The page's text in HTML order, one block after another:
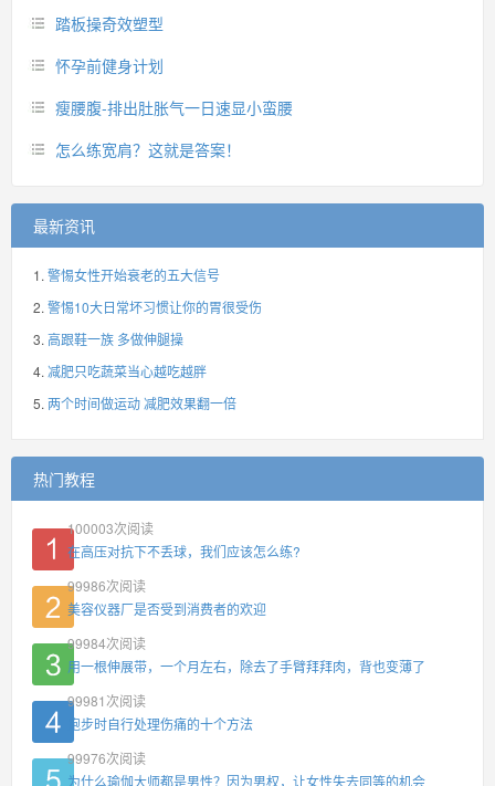
踏板操奇效塑型
怀孕前健身计划
瘦腰腹-排出肚胀气一日速显小蛮腰
怎么练宽肩？这就是答案！
最新资讯
警惕女性开始衰老的五大信号
警惕10大日常坏习惯让你的胃很受伤
高跟鞋一族 多做伸腿操
减肥只吃蔬菜当心越吃越胖
两个时间做运动 减肥效果翻一倍
热门教程
100003次阅读
在高压对抗下不丢球，我们应该怎么练?
99986次阅读
美容仪器厂是否受到消费者的欢迎
99984次阅读
用一根伸展带，一个月左右，除去了手臂拜拜肉，背也变薄了
99981 次阅读
跑步时自行处理伤痛的十个方法
99976次阅读
为什么瑜伽大师都是男性？因为男权，让女性失去同等的机会